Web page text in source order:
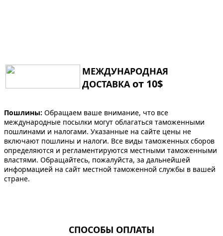
МЕЖДУНАРОДНАЯ
ДОСТАВКА от 10$
Пошлины: Обращаем ваше внимание, что все
международные посылки могут облагаться таможенными
пошлинами и налогами. Указанные на сайте цены не
включают пошлины и налоги. Все виды таможенных сборов
определяются и регламентируются местными таможенными
властями. Обращайтесь, пожалуйста, за дальнейшей
информацией на сайт местной таможенной службы в вашей
стране.
СПОСОБЫ ОПЛАТЫ